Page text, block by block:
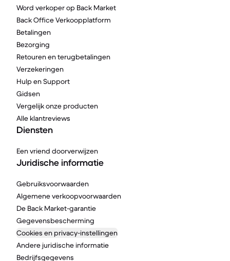
Word verkoper op Back Market
Back Office Verkoopplatform
Betalingen
Bezorging
Retouren en terugbetalingen
Verzekeringen
Hulp en Support
Gidsen
Vergelijk onze producten
Alle klantreviews
Diensten
Een vriend doorverwijzen
Juridische informatie
Gebruiksvoorwaarden
Algemene verkoopvoorwaarden
De Back Market-garantie
Gegevensbescherming
Cookies en privacy-instellingen
Andere juridische informatie
Bedrijfsgegevens